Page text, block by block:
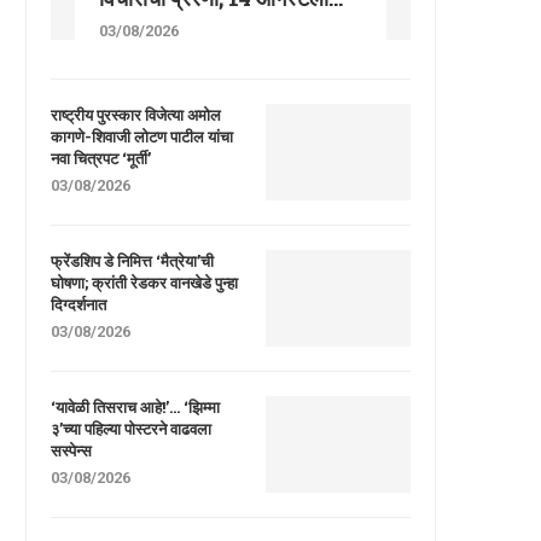
03/08/2026
राष्ट्रीय पुरस्कार विजेत्या अमोल
कागणे-शिवाजी लोटण पाटील यांचा
नवा चित्रपट ‘मूर्ती’
03/08/2026
फ्रेंडशिप डे निमित्त ‘मैत्रेया’ची
घोषणा; क्रांती रेडकर वानखेडे पुन्हा
दिग्दर्शनात
03/08/2026
‘यावेळी तिसराच आहे!’… ‘झिम्मा
३’च्या पहिल्या पोस्टरने वाढवला
सस्पेन्स
03/08/2026